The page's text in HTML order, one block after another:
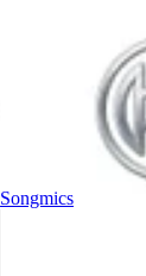
Songmics